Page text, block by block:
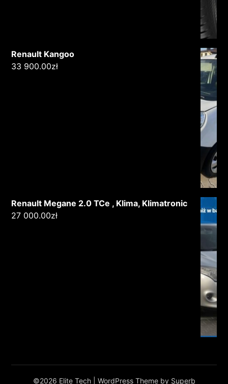
Renault Kangoo
33 900.00zł
Renault Megane 2.0 TCe , Klima, Klimatronic
27 000.00zł
©2026 Elite Tech | WordPress Theme by Superb